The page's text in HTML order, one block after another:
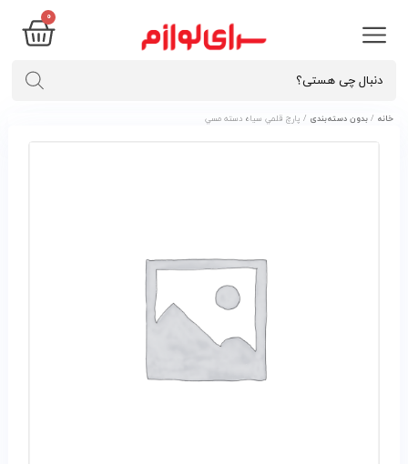
۰
خانه / بدون دسته‌بندی / پارچ قلمي سياه دسته مسي